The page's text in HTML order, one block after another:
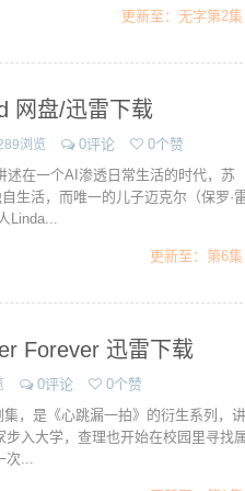
更新至：无字第2集
网盘/迅雷下载
浏览 0评论
0个赞
述在一个AI渗透日常生活的时代，苏
生活，而唯一的儿子迈克尔（保罗·
Linda...
更新至：第6集
Forever 迅雷下载
0评论
0个赞
，是《心跳漏一拍》的衍生系列，讲
入大学，查理也开始在校园里寻找
次...